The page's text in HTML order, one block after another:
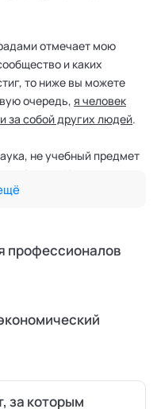
отмечает мою
и каких
то ниже вы можете
очередь, я человек
за собой других людей.
не учебный предмет
Кто-то умеет
людей…
на путь перемен,
результаты.
которую, впрочем, я
жизнь.
пирамида - 2021» в
2021 года
профессионалов
за которым